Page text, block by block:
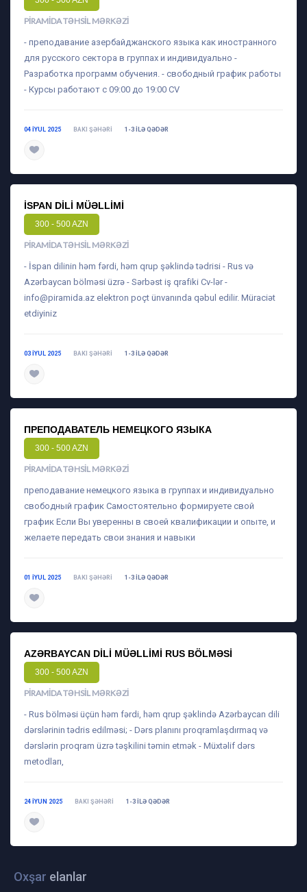
PIRAMIDA TƏHSIL MƏRKƏZI
- преподавание азербайджанского языка как иностранного
для русского сектора в группах и индивидуально -
Разработка программ обучения. - свободный график работы
- Курсы работают с 09:00 до 19:00 CV
04 IYUL 2025 BAKI ŞƏHƏRI 1-3 ILƏ QƏDƏR
İSPAN DILI MÜƏLLIMI
300 - 500 AZN
PIRAMIDA TƏHSIL MƏRKƏZI
- İspan dilinin həm fərdi, həm qrup şəklində tədrisi - Rus və
Azərbaycan bölməsi üzrə - Sərbəst iş qrafiki Cv-lər -
info@piramida.az elektron poçt ünvanında qəbul edilir. Müraciət
etdiyiniz
03 IYUL 2025 BAKI ŞƏHƏRI 1-3 ILƏ QƏDƏR
ПРЕПОДАВАТЕЛЬ НЕМЕЦКОГО ЯЗЫКА
300 - 500 AZN
PIRAMIDA TƏHSIL MƏRKƏZI
преподавание немецкого языка в группах и индивидуально
свободный график Самостоятельно формируете свой
график Если Вы уверенны в своей квалификации и опыте, и
желаете передать свои знания и навыки
01 IYUL 2025 BAKI ŞƏHƏRI 1-3 ILƏ QƏDƏR
AZƏRBAYCAN DILI MÜƏLLIMI RUS BÖLMƏSI
300 - 500 AZN
PIRAMIDA TƏHSIL MƏRKƏZI
- Rus bölməsi üçün həm fərdi, həm qrup şəklində Azərbaycan dili
dərslərinin tədris edilməsi; - Dərs planını proqramlaşdırmaq və
dərslərin proqram üzrə təşkilini təmin etmək - Müxtəlif dərs
metodları,
24 IYUN 2025 BAKI ŞƏHƏRI 1-3 ILƏ QƏDƏR
Oxşar elanlar